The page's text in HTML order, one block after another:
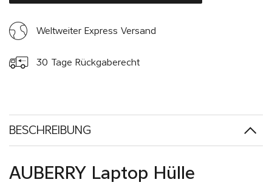
Weltweiter Express Versand
30 Tage Rückgaberecht
BESCHREIBUNG
AUBERRY Laptop Hülle